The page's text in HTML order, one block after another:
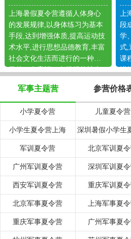
上海暑假夏令营遵循人体身心
的发展规律,以身体练习为基本
手段,达到增强体质,提高运动技
术水平,进行思想品德教育,丰富
社会文化生活而进行的一种有
目的、有意识、有组织的社会
段
学
式,
课
进
军事主题营 参营价格
小学夏令营 儿童夏令营
小学生夏令营上海 深圳暑假小学生
军训夏令营 北京军训夏
广州军训夏令营 深圳军训夏
西安军训夏令营 重庆军训夏
北京军事夏令营 上海军事夏
重庆军事夏令营 广州军事夏